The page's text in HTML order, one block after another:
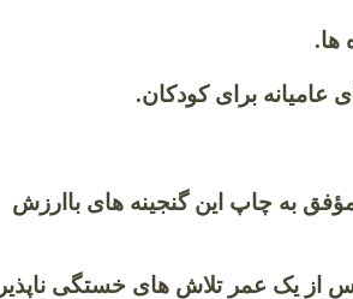
ها.
عامیانه برای کودکان.
به چاپ این گنجینه های باارزش
پس از یک عمر تلاش های خستگی ناپذیر